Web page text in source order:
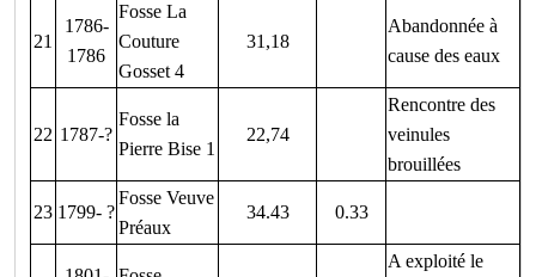
21
1786-
1786
Fosse La
Couture
Gosset 4
31,18
Abandonnée à
cause des eaux
22 1787-?
Fosse la
Pierre Bise 1
22,74
Rencontre des
veinules
brouillées
23 1799- ?
Fosse Veuve
Préaux
34.43 0.33
A exploité le